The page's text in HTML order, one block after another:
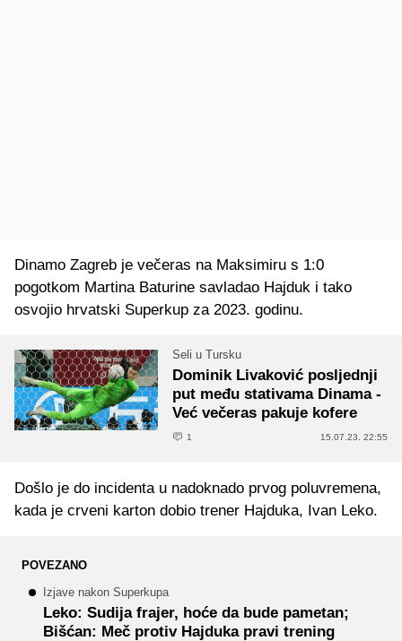
Dinamo Zagreb je večeras na Maksimiru s 1:0
pogotkom Martina Baturine savladao Hajduk i tako
osvojio hrvatski Superkup za 2023. godinu.
Seli u Tursku
Dominik Livaković posljednji
put među stativama Dinama -
Već večeras pakuje kofere
1 15.07.23. 22:55
Došlo je do incidenta u nadoknado prvog poluvremena,
kada je crveni karton dobio trener Hajduka, Ivan Leko.
POVEZANO
Izjave nakon Superkupa
Leko: Sudija frajer, hoće da bude pametan;
Bišćan: Meč protiv Hajduka pravi trening